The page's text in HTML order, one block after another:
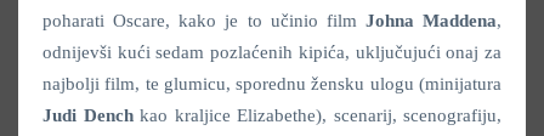
poharati Oscare, kako je to učinio film Johna Maddena,
odnijevši kući sedam pozlaćenih kipića, uključujući onaj za
najbolji film, te glumicu, sporednu žensku ulogu (minijatura
Judi Denchkao kraljice Elizabethe), scenarij, scenografiju,